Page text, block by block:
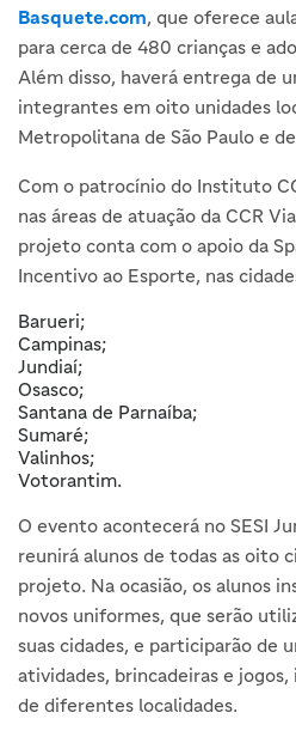
Basquete.com, que oferece
para cerca de 480 crianças e
Além disso, haverá entrega de
integrantes em oito unidades
Metropolitana de São Paulo e
Com o patrocínio do Instituto
nas áreas de atuação da CCR
projeto conta com o apoio da
Incentivo ao Esporte, nas
Barueri;
Campinas;
Jundiaí;
Osasco;
Santana de Parnaíba;
Sumaré;
Valinhos;
Votorantim.
O evento acontecerá no SESI
reunirá alunos de todas as oito
projeto. Na ocasião, os alunos
novos uniformes, que serão
suas cidades, e participarão de
atividades, brincadeiras e
de diferentes localidades.